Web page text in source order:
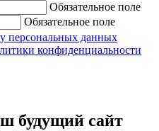
Обязательное поле
Обязательное поле
персональных данных
конфиденциальности
будущий сайт